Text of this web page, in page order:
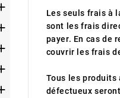
Les seuls frais à
sont les frais
payer. En cas de
couvrir les frais
Tous les
défectueux